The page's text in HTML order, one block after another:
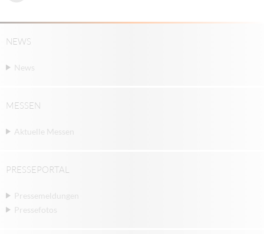
NEWS
News
MESSEN
Aktuelle Messen
PRESSEPORTAL
Pressemeldungen
Pressefotos